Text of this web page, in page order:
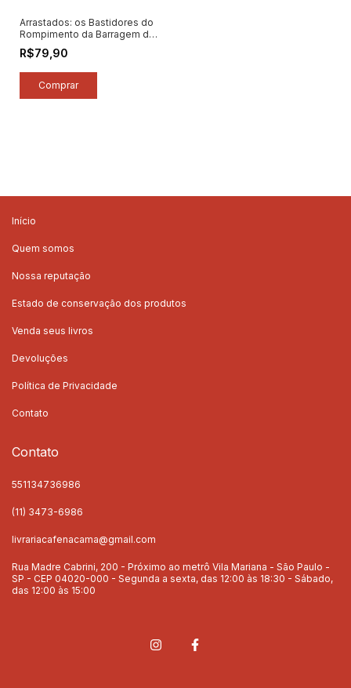
Arrastados: os Bastidores do
Rompimento da Barragem de
Brumadinho... - Autor: Daniela
Arbex (2022) [novo]
R$79,90
Início
Quem somos
Nossa reputação
Estado de conservação dos produtos
Venda seus livros
Devoluções
Política de Privacidade
Contato
Contato
551134736986
(11) 3473-6986
livrariacafenacama@gmail.com
Rua Madre Cabrini, 200 - Próximo ao metrô Vila Mariana - São Paulo -
SP - CEP 04020-000 - Segunda a sexta, das 12:00 às 18:30 - Sábado,
das 12:00 às 15:00